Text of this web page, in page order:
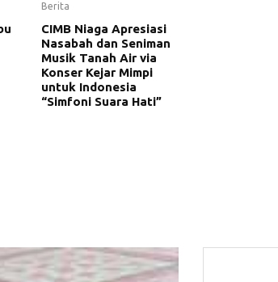
Berita
CIMB Niaga Apresiasi
Nasabah dan Seniman
Musik Tanah Air via
Konser Kejar Mimpi
untuk Indonesia
“Simfoni Suara Hati”